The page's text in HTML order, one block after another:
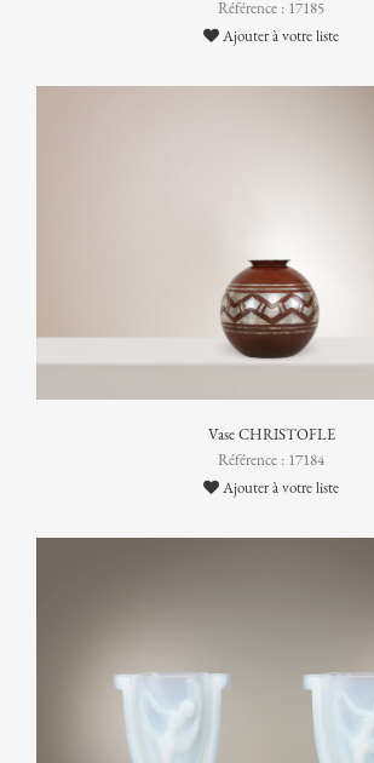
Référence : 17185
Ajouter à votre liste
Vase CHRISTOFLE
Référence : 17184
Ajouter à votre liste